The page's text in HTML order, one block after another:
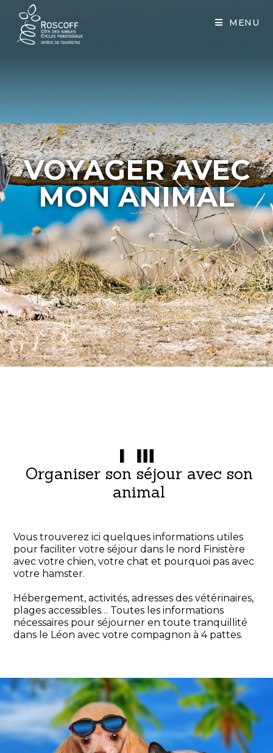
MENU
VOYAGER AVEC
MON ANIMAL
Organiser son séjour avec son
animal
Vous trouverez ici quelques informations utiles
pour faciliter votre séjour dans le nord Finistère
avec votre chien, votre chat et pourquoi pas avec
votre hamster.
Hébergement, activités, adresses des vétérinaires,
plages accessibles… Toutes les informations
nécessaires pour séjourner en toute tranquillité
dans le Léon avec votre compagnon à 4 pattes.
Cookies management panel